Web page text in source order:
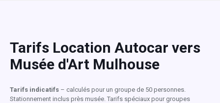
Tarifs Location Autocar vers
Musée d'Art Mulhouse
Tarifs indicatifs – calculés pour un groupe de 50 personnes.
Stationnement inclus près musée. Tarifs spéciaux pour groupes